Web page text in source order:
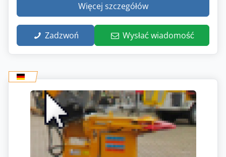
Więcej szczegółów
Zadzwoń Wysłać wiadomość